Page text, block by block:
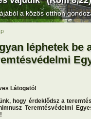
a közös otthon
léphetek be
Látogató!
hogy érdeklődsz a
Teremtésvédelmi